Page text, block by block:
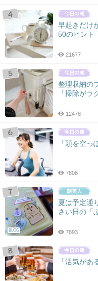
早起きだけ
50のヒント
21677
整理収納の
「掃除がラ
12478
「頭を空
7808
BLOG
夏は予定通
さい日の「
7893
「活気があ